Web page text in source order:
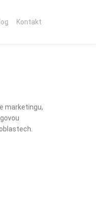
Kontakt
marketingu,